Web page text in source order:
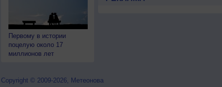
Первому в истории
поцелую около 17
миллионов лет
Copyright © 2009-2026, Метеонова